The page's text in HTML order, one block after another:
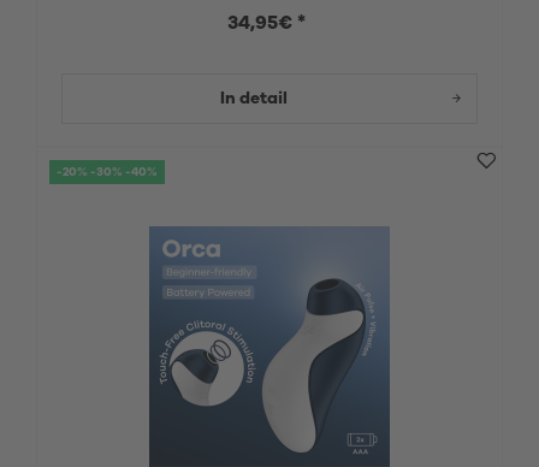
34,95€ *
In detail
-20% -30% -40%